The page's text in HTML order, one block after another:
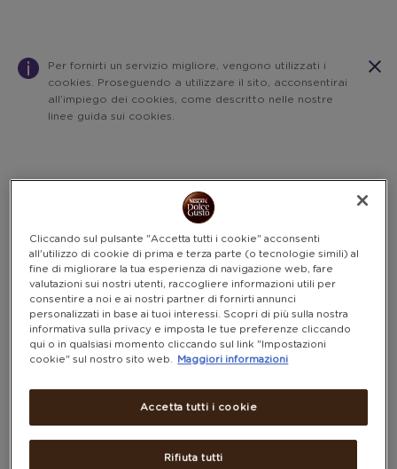
Per fornirti un servizio migliore, vengono utilizzati i
cookies. Proseguendo a utilizzare il sito, acconsentirai
all’impiego dei cookies, come descritto nelle nostre
linee guida sui cookies.
Password
Cliccando sul pulsante "Accetta tutti i cookie" acconsenti
all'utilizzo di cookie di prima e terza parte (o tecnologie simili) al
fine di migliorare la tua esperienza di navigazione web, fare
valutazioni sui nostri utenti, raccogliere informazioni utili per
consentire a noi e ai nostri partner di fornirti annunci
personalizzati in base ai tuoi interessi. Scopri di più sulla nostra
informativa sulla privacy e imposta le tue preferenze cliccando
qui o in qualsiasi momento cliccando sul link "Impostazioni
cookie" sul nostro sito web.
Maggiori informazioni
Rifiuta tutti
Accetta tutti i cookie